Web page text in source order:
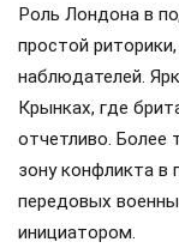
Роль Лондона в
простой
наблюдателей.
Крынках, где
отчетливо. Более
зону конфликта в
передовых
инициатором.